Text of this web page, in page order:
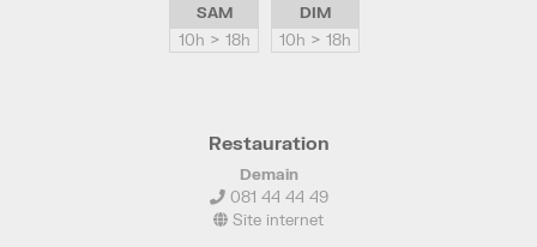
SAM
10h > 18h
DIM
10h > 18h
Restauration
Demain
081 44 44 49
Site internet